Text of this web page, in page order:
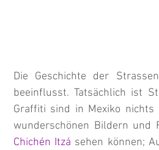
Die Geschichte der
beeinflusst. Tatsächlich ist
Graffiti sind in Mexiko nichts
Chichén Itzá sehen können;